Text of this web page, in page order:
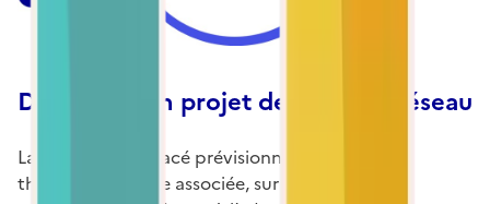
Définissez un projet de tracé de réseau
La longueur du tracé prévisionnel et la densité
thermique linéaire associée, sur la base des